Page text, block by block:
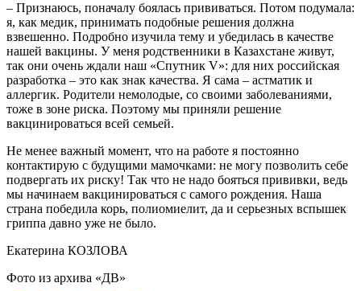
– Признаюсь, поначалу боялась прививаться. Потом подумала:
я, как медик, принимать подобные решения должна
взвешенно. Подробно изучила тему и убедилась в качестве
нашей вакцины. У меня родственники в Казахстане живут,
так они очень ждали наш «Спутник V»: для них российская
разработка – это как знак качества. Я сама – астматик и
аллергик. Родители немолодые, со своими заболеваниями,
тоже в зоне риска. Поэтому мы приняли решение
вакцинироваться всей семьей.
Не менее важный момент, что на работе я постоянно
контактирую с будущими мамочками: не могу позволить себе
подвергать их риску! Так что не надо бояться прививки, ведь
мы начинаем вакцинироваться с самого рождения. Наша
страна победила корь, полиомиелит, да и серьезных вспышек
гриппа давно уже не было.
Екатерина КОЗЛОВА
Фото из архива «ДВ»